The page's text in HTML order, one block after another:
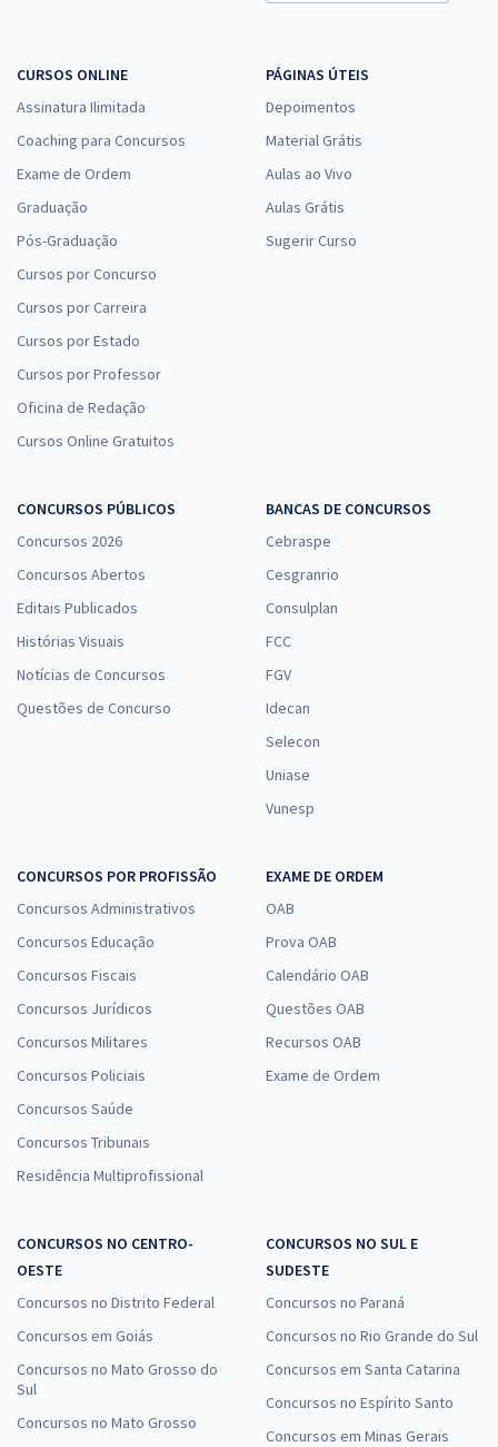
CURSOS ONLINE
Assinatura Ilimitada
Coaching para Concursos
Exame de Ordem
Graduação
Pós-Graduação
Cursos por Concurso
Cursos por Carreira
Cursos por Estado
Cursos por Professor
Oficina de Redação
Cursos Online Gratuitos
PÁGINAS ÚTEIS
Depoimentos
Material Grátis
Aulas ao Vivo
Aulas Grátis
Sugerir Curso
CONCURSOS PÚBLICOS
Concursos 2026
Concursos Abertos
Editais Publicados
Histórias Visuais
Notícias de Concursos
Questões de Concurso
BANCAS DE CONCURSOS
Cebraspe
Cesgranrio
Consulplan
FCC
FGV
Idecan
Selecon
Uniase
Vunesp
CONCURSOS POR PROFISSÃO
Concursos Administrativos
Concursos Educação
Concursos Fiscais
Concursos Jurídicos
Concursos Militares
Concursos Policiais
Concursos Saúde
Concursos Tribunais
Residência Multiprofissional
EXAME DE ORDEM
OAB
Prova OAB
Calendário OAB
Questões OAB
Recursos OAB
Exame de Ordem
CONCURSOS NO CENTRO-
OESTE
Concursos no Distrito Federal
Concursos em Goiás
Concursos no Mato Grosso do
Sul
Concursos no Mato Grosso
CONCURSOS NO SUL E
SUDESTE
Concursos no Paraná
Concursos no Rio Grande do Sul
Concursos em Santa Catarina
Concursos no Espírito Santo
Concursos em Minas Gerais